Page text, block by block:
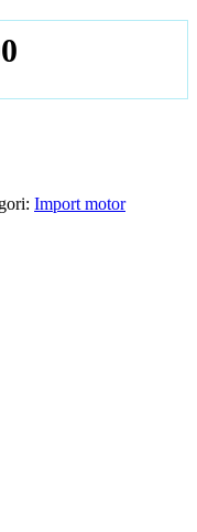
Import motor